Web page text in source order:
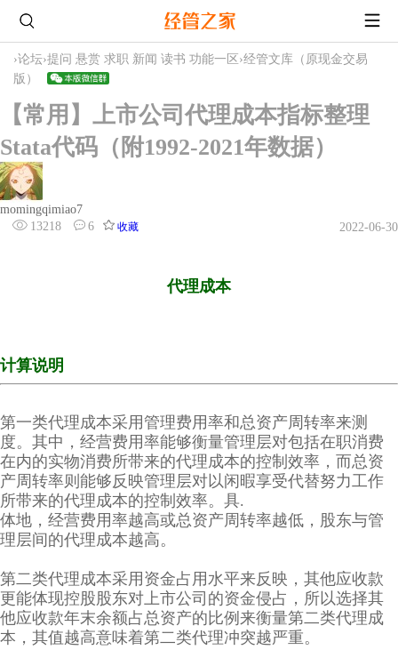
›论坛›提问 悬赏 求职 新闻 读书 功能一区 ›经管文库（原现金交易
版）
【常用】上市公司代理成本指标整理
Stata代码（附1992-2021年数据）
momingqimiao7
13218
6 收藏 2022-06-30
代理成本
计算说明
第一类代理成本采用管理费用率和总资产周转率来测
度。其中，经营费用率能够衡量管理层对包括在职消费
在内的实物消费所带来的代理成本的控制效率，而总资
产周转率则能够反映管理层对以闲暇享受代替努力工作
所带来的代理成本的控制效率。具.
体地，经营费用率越高或总资产周转率越低，股东与管
理层间的代理成本越高。
第二类代理成本采用资金占用水平来反映，其他应收款
更能体现控股股东对上市公司的资金侵占，所以选择其
他应收款年末余额占总资产的比例来衡量第二类代理成
本，其值越高意味着第二类代理冲突越严重。